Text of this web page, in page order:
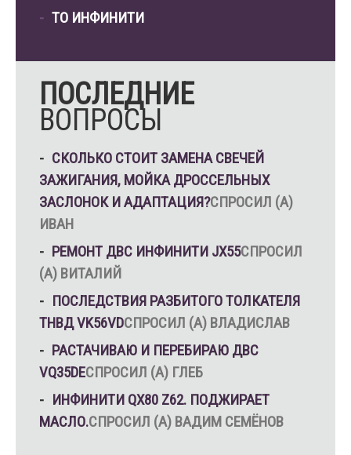
ТО ИНФИНИТИ
ПОСЛЕДНИЕ
ВОПРОСЫ
СКОЛЬКО СТОИТ ЗАМЕНА СВЕЧЕЙ
ЗАЖИГАНИЯ, МОЙКА ДРОССЕЛЬНЫХ
ЗАСЛОНОК И АДАПТАЦИЯ?СПРОСИЛ (А)
ИВАН
РЕМОНТ ДВС ИНФИНИТИ JX55СПРОСИЛ
(А) ВИТАЛИЙ
ПОСЛЕДСТВИЯ РАЗБИТОГО ТОЛКАТЕЛЯ
ТНВД VK56VDСПРОСИЛ (А) ВЛАДИСЛАВ
РАСТАЧИВАЮ И ПЕРЕБИРАЮ ДВС
VQ35DEСПРОСИЛ (А) ГЛЕБ
ИНФИНИТИ QX80 Z62. ПОДЖИРАЕТ
МАСЛО.СПРОСИЛ (А) ВАДИМ СЕМЁНОВ